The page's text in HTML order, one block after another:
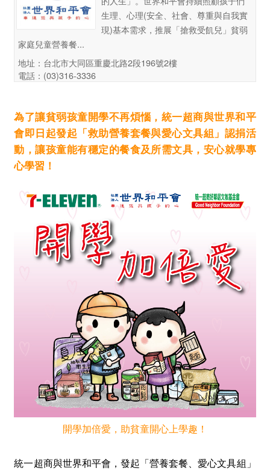
生理、心理(安全、社會、尊重與自我實
現)基本需求，推展「搶救受飢兒」貧弱
家庭兒童營養餐...
地址：台北市大同區重慶北路2段196號2樓
電話：(03)316-3336
為了讓貧弱孩童開學不再煩惱，統一超商與世界和平
會即日起發起「救助營養套餐與愛心文具組」認捐活
動，讓孩童能有穩定的餐食及所需文具，安心就學專
心學習！
開學加倍愛，助貧童開心上學趣！
統一超商與世界和平會，發起「營養套餐、愛心文具組」